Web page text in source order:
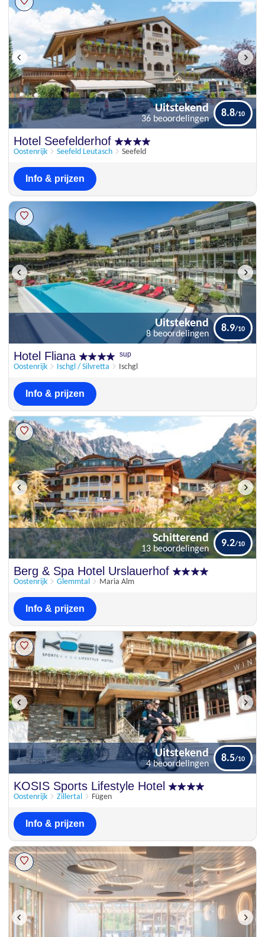
36 beoordelingen
Hotel Seefelderhof
Oostenrijk Seefeld Leutasch Seefeld
Uitstekend
36 beoordelingen
8.8
Info & prijzen
Hotel Fliana sup
Oostenrijk Ischgl / Silvretta Ischgl
Uitstekend
8 beoordelingen
8.9
Info & prijzen
Schitterend
Berg & Spa Hotel Urslauerhof
Oostenrijk Glemmtal Maria Alm
Schitterend
13 beoordelingen
9.2
Info & prijzen
Uitstekend
KOSIS Sports Lifestyle Hotel
Oostenrijk Zillertal Fügen
Uitstekend
4 beoordelingen
8.5
Info & prijzen